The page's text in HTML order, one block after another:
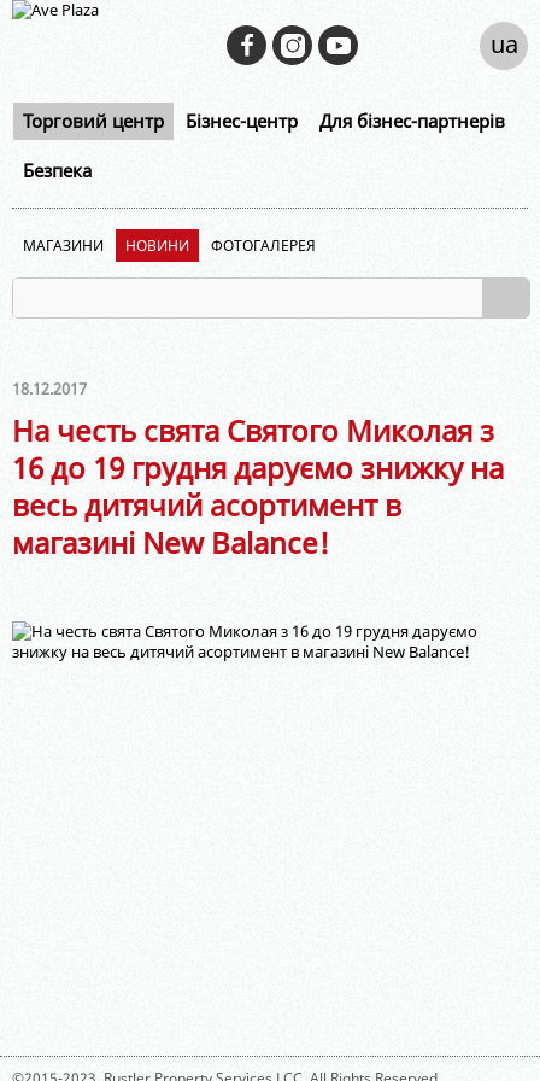
Торговий центр Бізнес-центр Для бізнес-партнерів
Безпека
ua
МАГАЗИНИ НОВИНИ ФОТОГАЛЕРЕЯ
18.12.2017
На честь свята Святого Миколая з
16 до 19 грудня даруємо знижку на
весь дитячий асортимент в
магазині New Balance!